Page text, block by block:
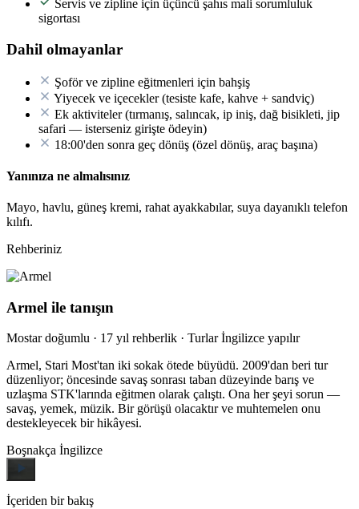
Servis ve zipline için üçüncü şahıs mali sorumluluk
sigortası
Dahil olmayanlar
Şoför ve zipline eğitmenleri için bahşiş
Yiyecek ve içecekler (tesiste kafe, kahve + sandviç)
Ek aktiviteler (tırmanış, salıncak, ip iniş, dağ bisikleti, jip
safari — isterseniz girişte ödeyin)
18:00'den sonra geç dönüş (özel dönüş, araç başına)
Yanınıza ne almalısınız
Mayo, havlu, güneş kremi, rahat ayakkabılar, suya dayanıklı telefon
kılıfı.
Rehberiniz
Armel ile tanışın
Mostar doğumlu · 17 yıl rehberlik · Turlar İngilizce yapılır
Armel, Stari Most'tan iki sokak ötede büyüdü. 2009'dan beri tur
düzenliyor; öncesinde savaş sonrası taban düzeyinde barış ve
uzlaşma STK'larında eğitmen olarak çalıştı. Ona her şeyi sorun —
savaş, yemek, müzik. Bir görüşü olacaktır ve muhtemelen onu
destekleyecek bir hikâyesi.
Boşnakça İngilizce
İçeriden bir bakış